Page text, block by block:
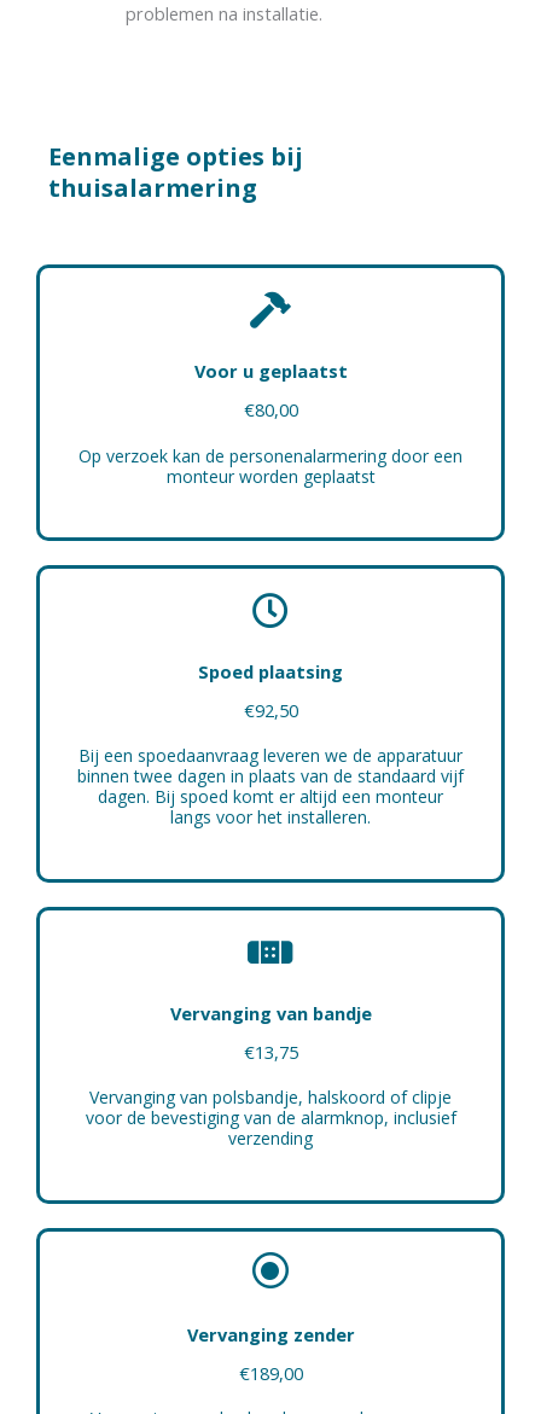
problemen na installatie.
Eenmalige opties bij
thuisalarmering
Voor u geplaatst
€80,00
Op verzoek kan de personenalarmering door een
monteur worden geplaatst
Spoed plaatsing
€92,50
Bij een spoedaanvraag leveren we de apparatuur
binnen twee dagen in plaats van de standaard vijf
dagen. Bij spoed komt er altijd een monteur
langs voor het installeren.
Vervanging van bandje
€13,75
Vervanging van polsbandje, halskoord of clipje
voor de bevestiging van de alarmknop, inclusief
verzending
Vervanging zender
€189,00